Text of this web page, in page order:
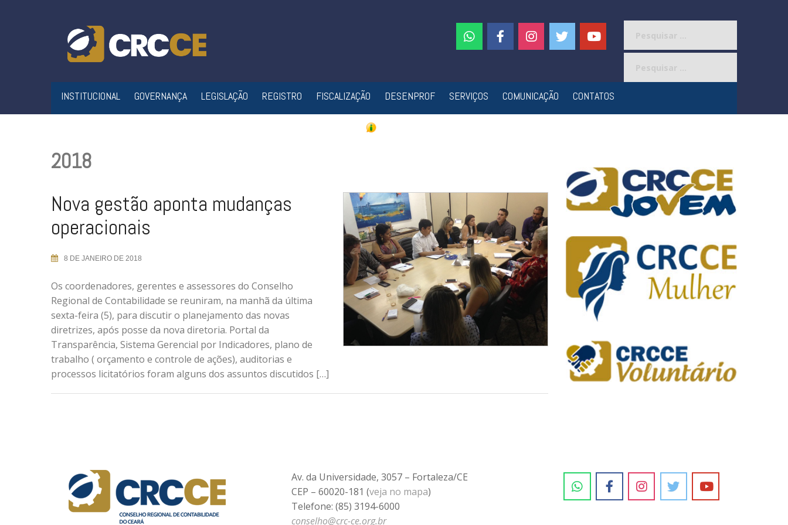
INSTITUCIONAL GOVERNANÇA LEGISLAÇÃO REGISTRO FISCALIZAÇÃO DESENPROF SERVIÇOS COMUNICAÇÃO CONTATOS
2018
Nova gestão aponta mudanças
operacionais
8 DE JANEIRO DE 2018
Os coordenadores, gerentes e assessores do Conselho
Regional de Contabilidade se reuniram, na manhã da última
sexta-feira (5), para discutir o planejamento das novas
diretrizes, após posse da nova diretoria. Portal da
Transparência, Sistema Gerencial por Indicadores, plano de
trabalho ( orçamento e controle de ações), auditorias e
processos licitatórios foram alguns dos assuntos discutidos […]
Av. da Universidade, 3057 – Fortaleza/CE
CEP – 60020-181 (veja no mapa)
Telefone: (85) 3194-6000
conselho@crc-ce.org.br